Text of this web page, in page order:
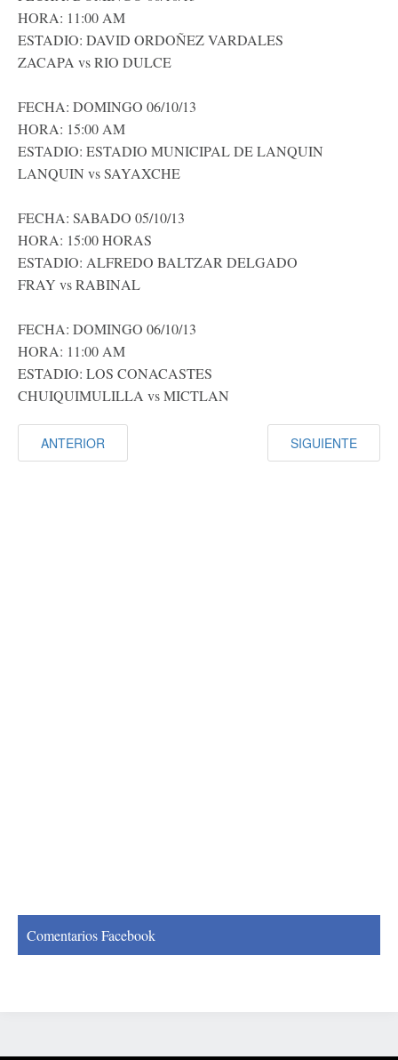
HORA: 11:00 AM
ESTADIO: DAVID ORDOÑEZ VARDALES
ZACAPA vs RIO DULCE
FECHA: DOMINGO 06/10/13
HORA: 15:00 AM
ESTADIO: ESTADIO MUNICIPAL DE LANQUIN
LANQUIN vs SAYAXCHE
FECHA: SABADO 05/10/13
HORA: 15:00 HORAS
ESTADIO: ALFREDO BALTZAR DELGADO
FRAY vs RABINAL
FECHA: DOMINGO 06/10/13
HORA: 11:00 AM
ESTADIO: LOS CONACASTES
CHUIQUIMULILLA vs MICTLAN
ANTERIOR SIGUIENTE
Comentarios Facebook